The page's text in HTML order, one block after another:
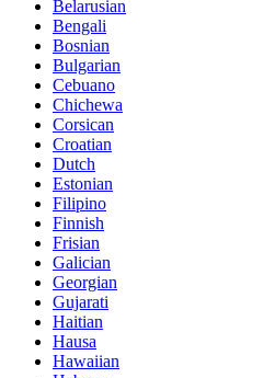
Belarusian
Bengali
Bosnian
Bulgarian
Cebuano
Chichewa
Corsican
Croatian
Dutch
Estonian
Filipino
Finnish
Frisian
Galician
Georgian
Gujarati
Haitian
Hausa
Hawaiian